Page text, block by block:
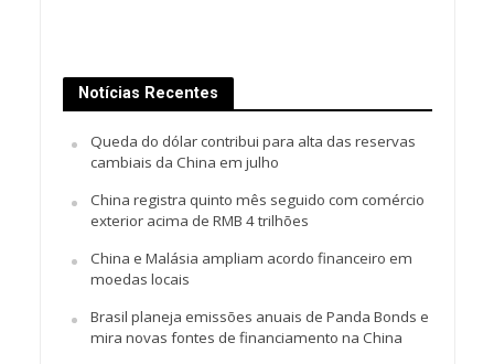
Notícias Recentes
Queda do dólar contribui para alta das reservas
cambiais da China em julho
China registra quinto mês seguido com comércio
exterior acima de RMB 4 trilhões
China e Malásia ampliam acordo financeiro em
moedas locais
Brasil planeja emissões anuais de Panda Bonds e
mira novas fontes de financiamento na China